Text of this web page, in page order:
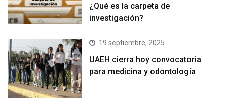
¿Qué es la carpeta de
investigación?
19 septiembre, 2025
UAEH cierra hoy convocatoria
para medicina y odontología